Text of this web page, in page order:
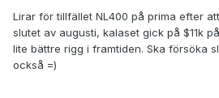
Lirar för tillfället NL400 på prima efter
slutet av augusti, kalaset gick på $11k
lite bättre rigg i framtiden. Ska försöka
också =)